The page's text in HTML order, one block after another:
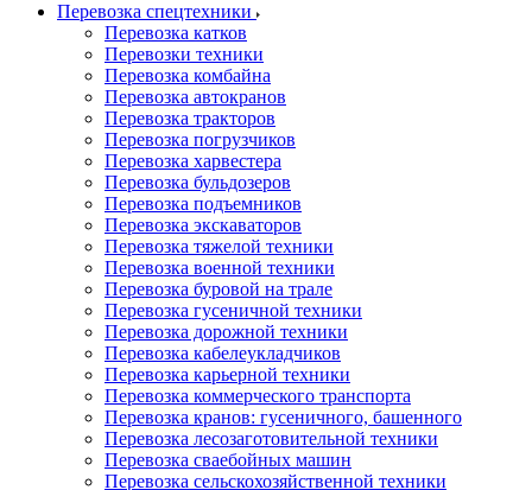
Перевозка спецтехники
Перевозка катков
Перевозки техники
Перевозка комбайна
Перевозка автокранов
Перевозка тракторов
Перевозка погрузчиков
Перевозка харвестера
Перевозка бульдозеров
Перевозка подъемников
Перевозка экскаваторов
Перевозка тяжелой техники
Перевозка военной техники
Перевозка буровой на трале
Перевозка гусеничной техники
Перевозка дорожной техники
Перевозка кабелеукладчиков
Перевозка карьерной техники
Перевозка коммерческого транспорта
Перевозка кранов: гусеничного, башенного
Перевозка лесозаготовительной техники
Перевозка сваебойных машин
Перевозка сельскохозяйственной техники